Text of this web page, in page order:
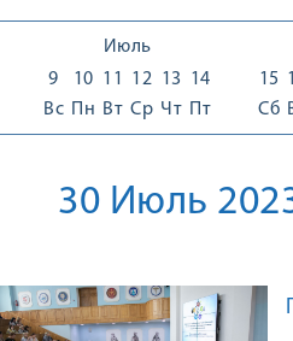
Июль
9
Вс
10
Пн
11
Вт
12
Ср
13
Чт
14
Пт
15
Сб
30 Июль